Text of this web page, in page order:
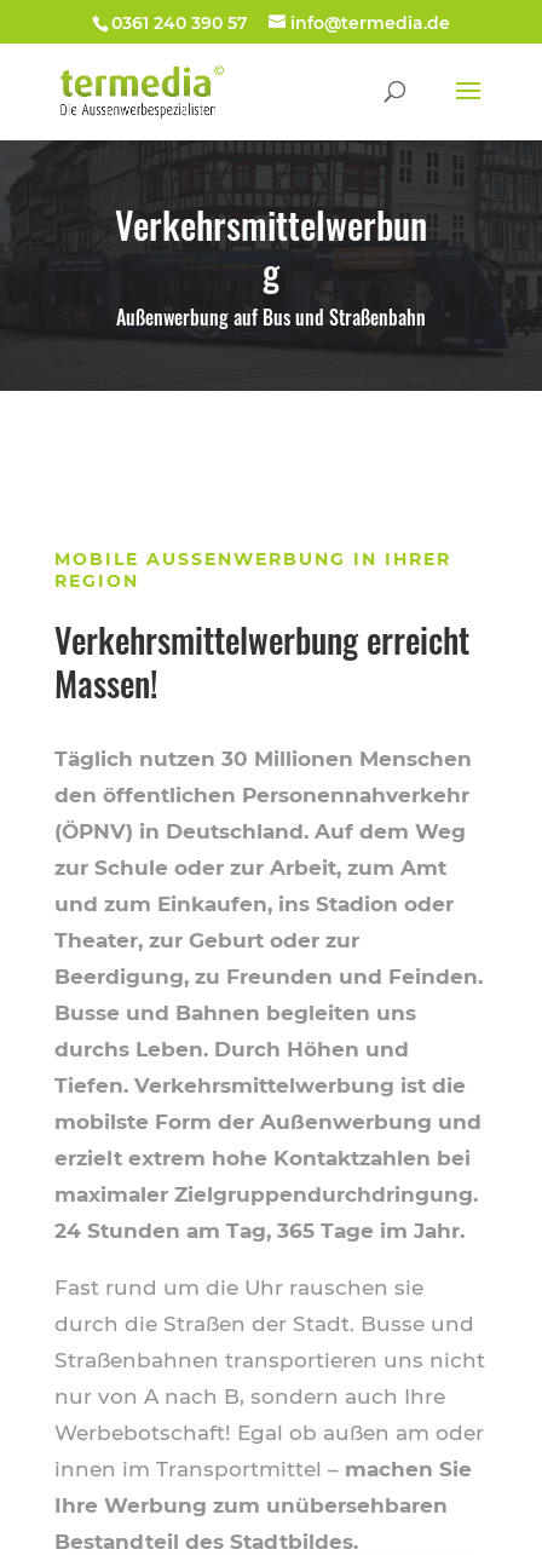
0361 240 390 57 info@termedia.de
Verkehrsmittelwerbun
g
Außenwerbung auf Bus und Straßenbahn
MOBILE AUSSENWERBUNG IN IHRER R
EGION
Verkehrsmittelwerbung erreicht
Massen!
Täglich nutzen 30 Millionen Menschen
den öffentlichen Personennahverkehr
(ÖPNV) in Deutschland. Auf dem Weg
zur Schule oder zur Arbeit, zum Amt
und zum Einkaufen, ins Stadion oder
Theater, zur Geburt oder zur
Beerdigung, zu Freunden und Feinden.
Busse und Bahnen begleiten uns
durchs Leben. Durch Höhen und
Tiefen. Verkehrsmittelwerbung ist die
mobilste Form der Außenwerbung und
erzielt extrem hohe Kontaktzahlen bei
maximaler Zielgruppendurchdringung.
24 Stunden am Tag, 365 Tage im Jahr.
Fast rund um die Uhr rauschen sie
durch die Straßen der Stadt. Busse und
Straßenbahnen transportieren uns nicht
nur von A nach B, sondern auch Ihre
Werbebotschaft! Egal ob außen am oder
innen im Transportmittel ­– machen Sie
Ihre Werbung zum unübersehbaren
Bestandteil des Stadtbildes.